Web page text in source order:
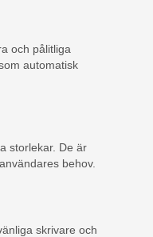
och pålitliga
automatisk
storlekar. De är
behov.
skrivare och